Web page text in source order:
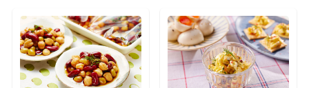
ヤマキ『めんつゆ』 ヤマキ 割烹白だし
おいしいレシピトップ
主食レシピ
かつお節・だしを知る
だしの取り方
CM・キャンペーン
企業・採用情報